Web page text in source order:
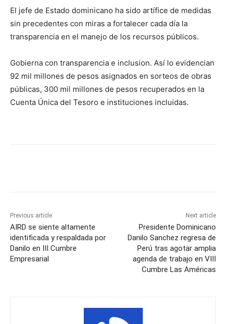
El jefe de Estado dominicano ha sido artífice de medidas
sin precedentes con miras a fortalecer cada día la
transparencia en el manejo de los recursos públicos.
Gobierna con transparencia e inclusion. Así lo evidencian
92 mil millones de pesos asignados en sorteos de obras
públicas, 300 mil millones de pesos recuperados en la
Cuenta Única del Tesoro e instituciones incluidas.
Previous article
AIRD se siente altamente
identificada y respaldada por
Danilo en III Cumbre
Empresarial
Next article
Presidente Dominicano
Danilo Sanchez regresa de
Perú tras agotar amplia
agenda de trabajo en VIII
Cumbre Las Américas